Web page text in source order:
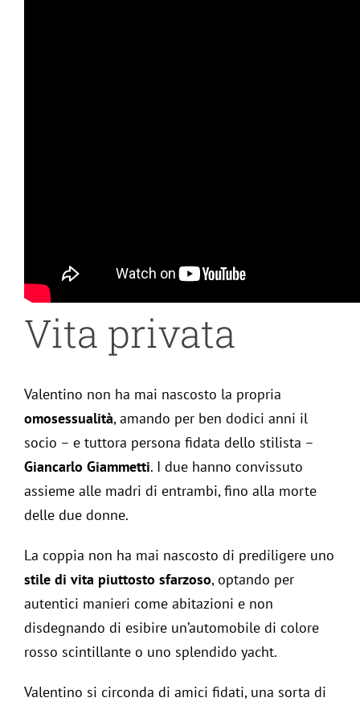
Vita privata
Valentino non ha mai nascosto la propria
omosessualità, amando per ben dodici anni il
socio – e tuttora persona fidata dello stilista –
Giancarlo Giammetti. I due hanno convissuto
assieme alle madri di entrambi, fino alla morte
delle due donne.
La coppia non ha mai nascosto di prediligere uno
stile di vita piuttosto sfarzoso, optando per
autentici manieri come abitazioni e non
disdegnando di esibire un’automobile di colore
rosso scintillante o uno splendido yacht.
Valentino si circonda di amici fidati, una sorta di